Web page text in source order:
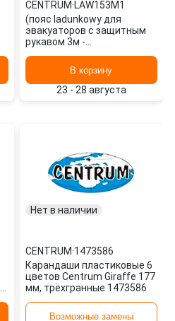
CENTRUM·LAW153M1
(пояс ladunkowy для
эвакуаторов с защитным
рукавом 3м -
CENTRUMВ корзину
23 - 28 августа
Нет в наличии
CENTRUM·1473586
Карандаши пластиковые 6
цветов Centrum Giraffe 177
мм, трёхгранные 1473586
Возможные замены